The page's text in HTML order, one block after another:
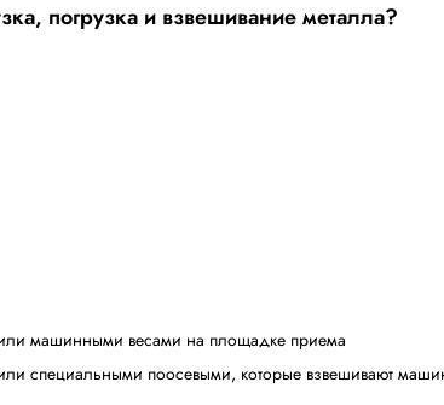
погрузка и взвешивание металла?
машинными весами на площадке приема
специальными поосевыми, которые взвешивают